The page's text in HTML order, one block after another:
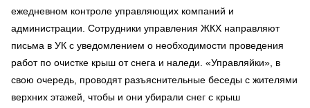
ежедневном контроле управляющих компаний и
администрации. Сотрудники управления ЖКХ направляют
письма в УК с уведомлением о необходимости проведения
работ по очистке крыш от снега и наледи. «Управляйки», в
свою очередь, проводят разъяснительные беседы с жителями
верхних этажей, чтобы и они убирали снег с крыш